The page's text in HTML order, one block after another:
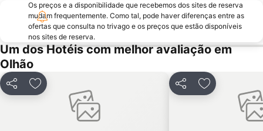
Praia da Ilha do Farol
Ferreiras
Praia Verde
Aqualand Algarve
Areias de São João
Cacela Velha Beach
Praia do Ancão
Sesmarias
Paderne
Punta de Moral
Barra da Fuseta Beach
Os preços e a disponibilidade que recebemos dos sites de reserva
mudam frequentemente. Como tal, pode haver diferenças entre as
ofertas que consulta no trivago e os preços que estão disponíveis
nos sites de reserva.
Um dos Hotéis com melhor avaliação em
Olhão
PartilharAdicionar aos favoritos PartilharAdicionar